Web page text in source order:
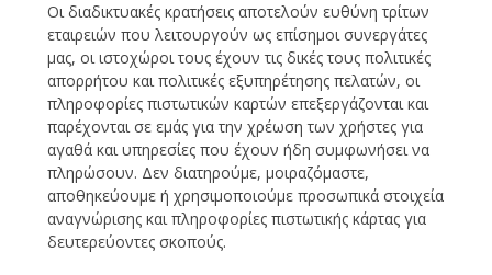
Οι διαδικτυακές κρατήσεις αποτελούν ευθύνη τρίτων
εταιρειών που λειτουργούν ως επίσημοι συνεργάτες
μας, οι ιστοχώροι τους έχουν τις δικές τους πολιτικές
απορρήτου και πολιτικές εξυπηρέτησης πελατών, οι
πληροφορίες πιστωτικών καρτών επεξεργάζονται και
παρέχονται σε εμάς για την χρέωση των χρήστες για
αγαθά και υπηρεσίες που έχουν ήδη συμφωνήσει να
πληρώσουν. Δεν διατηρούμε, μοιραζόμαστε,
αποθηκεύουμε ή χρησιμοποιούμε προσωπικά στοιχεία
αναγνώρισης και πληροφορίες πιστωτικής κάρτας για
δευτερεύοντες σκοπούς.